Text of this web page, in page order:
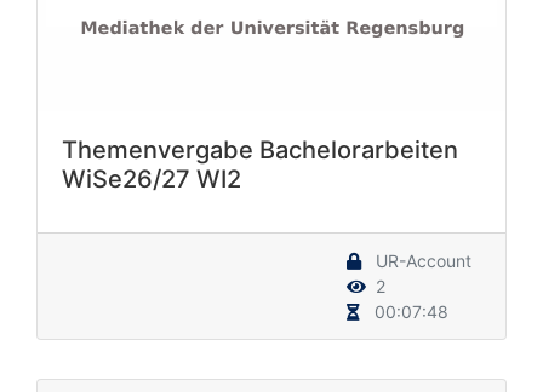
Themenvergabe Bachelorarbeiten
WiSe26/27 WI2
UR-Account
2
00:07:48